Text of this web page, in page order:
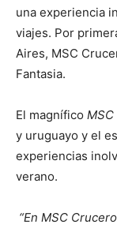
una experiencia
viajes. Por
Aires, MSC
Fantasia.
El magnífico MSC
y uruguayo y el
experiencias
verano.
“En MSC